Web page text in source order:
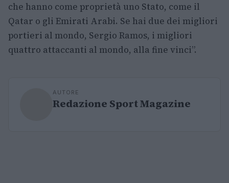
che hanno come proprietà uno Stato, come il
Qatar o gli Emirati Arabi. Se hai due dei migliori
portieri al mondo, Sergio Ramos, i migliori
quattro attaccanti al mondo, alla fine vinci”.
AUTORE
Redazione Sport Magazine